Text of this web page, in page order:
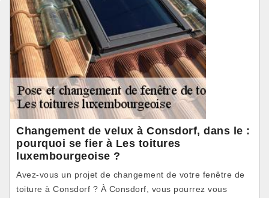
Changement de velux à Consdorf, dans le :
pourquoi se fier à Les toitures
luxembourgeoise ?
Avez-vous un projet de changement de votre fenêtre de
toiture à Consdorf ? À Consdorf, vous pourrez vous